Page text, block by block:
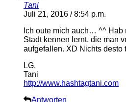
Tani
Juli 21, 2016 / 8:54 p.m.
Ich oute mich auch… ^^ Hab
Stadt kennen lernt, die man
aufgefallen. XD Nichts desto
LG,
Tani
http://www.hashtagtani.com
Antworten